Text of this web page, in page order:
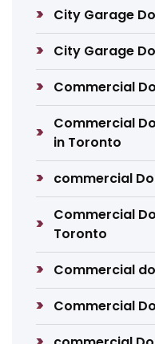
City Garage
City Garage
Commercial
Commercial
in Toronto
commercial
Commercial
Toronto
Commercial
Commercial